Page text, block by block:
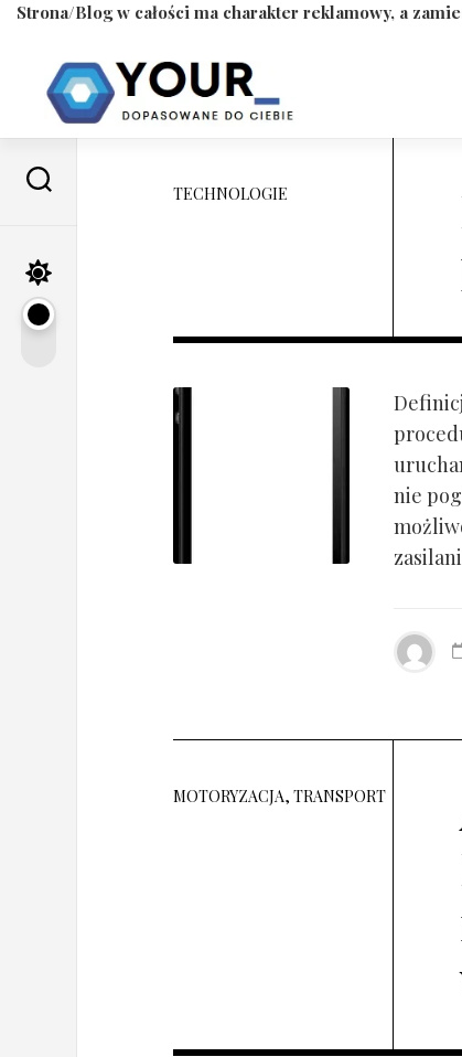
Strona/Blog w całości ma charakter reklamowy, a
content
TECHNOLOGIE
nie
MOTORYZACJA, TRANSPORT